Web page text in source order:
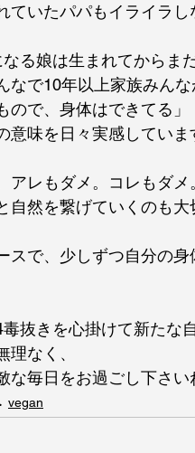
ていたパパもイライラ
る娘は生まれてからま
なで10年以上家族みん
ので、身体はできてる」
意味を日々実感していま
アレもダメ。コレもダ
自然を繋げていくのも大
スで、少しずつ自分の
抜きを心掛けて新たな
理なく、
な毎日をお過ごし下さい
vegan